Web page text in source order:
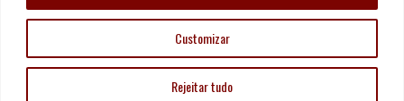
Customizar
Rejeitar tudo
Copyright © Bei-jo Tapioca 2026